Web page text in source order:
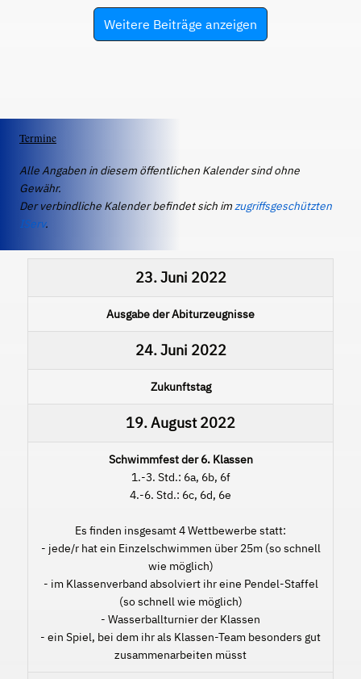
Weitere Beiträge anzeigen
Termine
Alle Angaben in diesem öffentlichen Kalender sind ohne
Gewähr.
Der verbindliche Kalender befindet sich imzugriffsgeschützten
IServ.
23. Juni 2022
Ausgabe der Abiturzeugnisse
24. Juni 2022
Zukunftstag
19. August 2022
Schwimmfest der 6. Klassen
1.-3. Std.: 6a, 6b, 6f
4.-6. Std.: 6c, 6d, 6e
Es finden insgesamt 4 Wettbewerbe statt:
- jede/r hat ein Einzelschwimmen über 25m (so schnell
wie möglich)
- im Klassenverband absolviert ihr eine Pendel-Staffel
(so schnell wie möglich)
- Wasserballturnier der Klassen
- ein Spiel, bei dem ihr als Klassen-Team besonders gut
zusammenarbeiten müsst